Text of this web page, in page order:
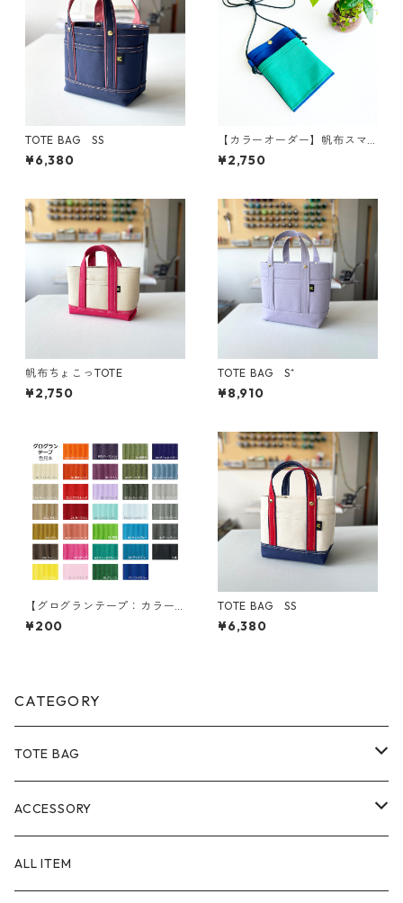
TOTE BAG SS
¥6,380
【カラーオーダー】帆布スマ
ホショルダー
¥2,750
帆布ちょこっTOTE
¥2,750
TOTE BAG S⁺
¥8,910
【グログランテープ：カラー
サンプル】選べる5色
¥200
TOTE BAG SS
¥6,380
CATEGORY
TOTE BAG
Size
SS
Material
ACCESSORY
POUCH
ALL ITEM